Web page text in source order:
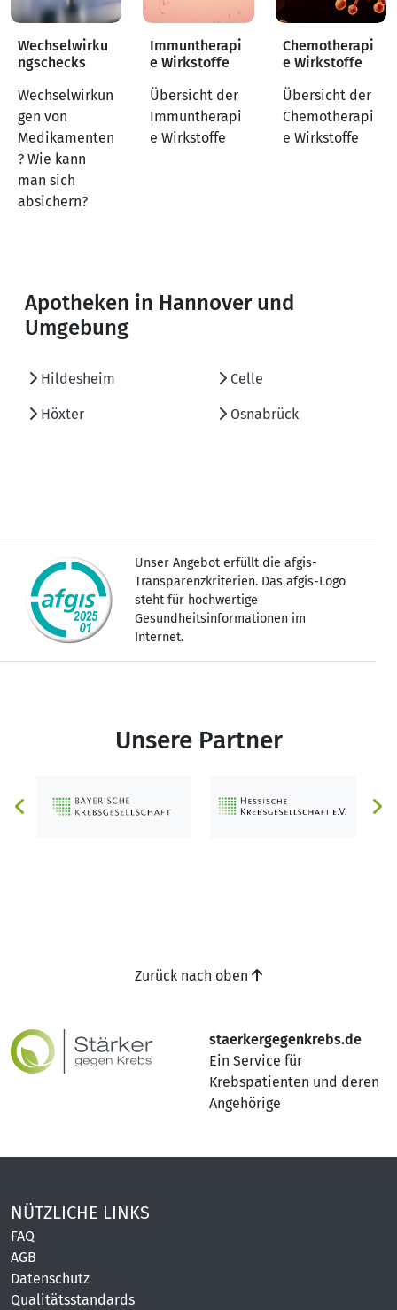
Wechselwirku
ngschecks
Wechselwirkun
gen von
Medikamenten
? Wie kann
man sich
absichern?
Immuntherapi
e Wirkstoffe
Übersicht der
Immuntherapi
e Wirkstoffe
Chemotherapi
e Wirkstoffe
Übersicht der
Chemotherapi
e Wirkstoffe
Apotheken in Hannover und
Umgebung
Hildesheim Celle
Höxter Osnabrück
Unser Angebot erfüllt die afgis-
Transparenzkriterien. Das afgis-Logo
steht für hochwertige
Gesundheitsinformationen im
Internet.
Unsere Partner
staerkergegenkrebs.de
Ein Service für
Krebspatienten und deren
Angehörige
Zurück nach oben
NÜTZLICHE LINKS
FAQ
AGB
Datenschutz
Qualitätsstandards